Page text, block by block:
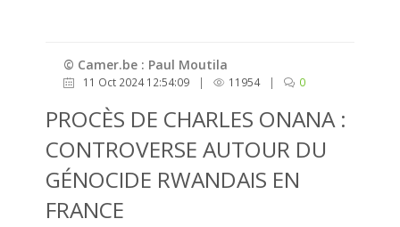
© Camer.be : Paul Moutila
11 Oct 2024 12:54:09 | 11954 | 0
PROCÈS DE CHARLES ONANA :
CONTROVERSE AUTOUR DU
GÉNOCIDE RWANDAIS EN
FRANCE